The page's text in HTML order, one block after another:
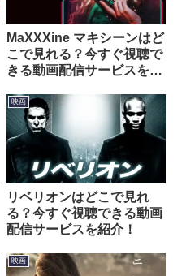
MaXXXine マキシーンはど
こで見れる？今すぐ視聴で
きる動画配信サービスを紹
映画
リベリオンはどこで見れ
る？今すぐ視聴できる動画
配信サービスを紹介！
映画